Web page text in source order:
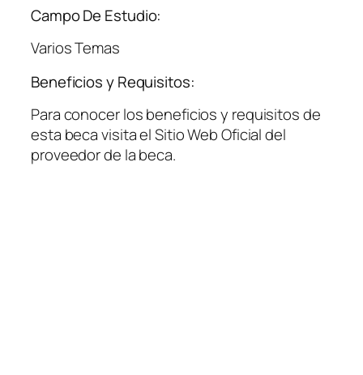
Campo De Estudio:
Varios Temas
Beneficios y Requisitos:
Para conocer los beneficios y requisitos de
esta beca visita el Sitio Web Oficial del
proveedor de la beca.